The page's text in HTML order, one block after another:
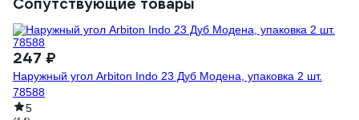
247 ₽
Наружный угол Arbiton Indo 23 Дуб Модена, упаковка 2 шт.
78588
5